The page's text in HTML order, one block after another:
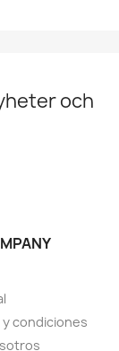
och
condiciones